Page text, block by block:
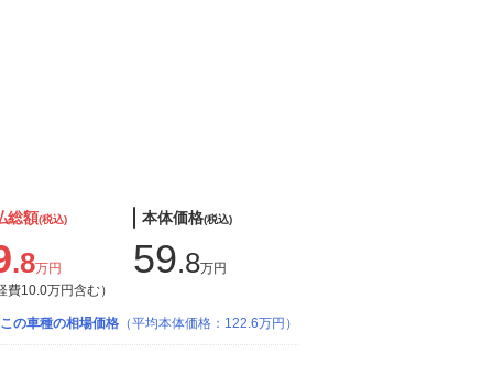
総額(税込)
.8万円
費10.0万円含む）
本体価格(税込)
59.8万円
この車種の相場価格 （平均本体価格：122.6万円）